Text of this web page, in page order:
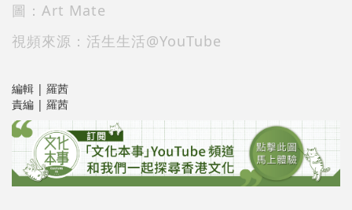
圖：Art Mate
視頻來源：活生生活@YouTube
編輯 | 羅茜
責編 | 羅茜